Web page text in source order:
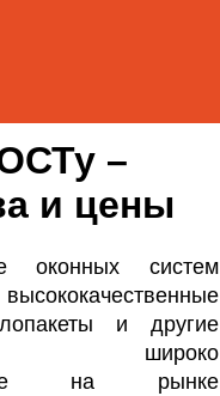
–
и цены
оконных систем
и другие
широко
на рынке